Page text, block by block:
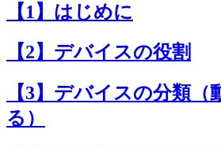
【1】はじめに
【2】デバイスの役割
【3】デバイスの分類（
る）